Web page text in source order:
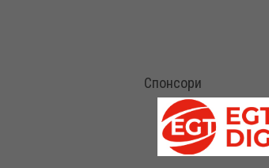
Спонсори